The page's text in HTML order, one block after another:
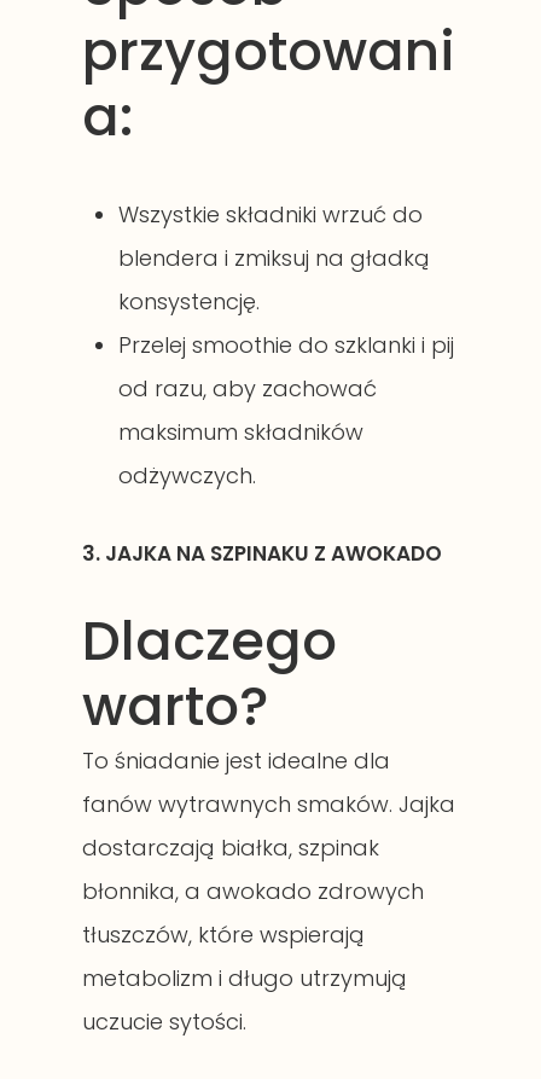
przygotowani
a:
Wszystkie składniki wrzuć do
blendera i zmiksuj na gładką
konsystencję.
Przelej smoothie do szklanki i pij
od razu, aby zachować
maksimum składników
odżywczych.
3. JAJKA NA SZPINAKU Z AWOKADO
Dlaczego
warto?
To śniadanie jest idealne dla
fanów wytrawnych smaków. Jajka
dostarczają białka, szpinak
błonnika, a awokado zdrowych
tłuszczów, które wspierają
metabolizm i długo utrzymują
uczucie sytości.